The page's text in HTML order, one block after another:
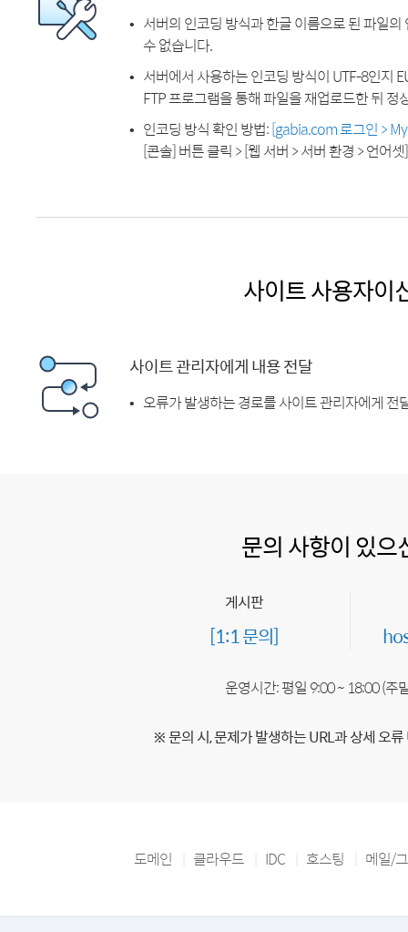
서버의 인코딩 방식과 한글 이름으로 된 파일
수 없습니다.
서버에서 사용하는 인코딩 방식이 UTF-8인지
FTP 프로그램을 통해 파일을 재업로드한 뒤
인코딩 방식 확인 방법:[gabia.com 로그인 >
[콘솔] 버튼 클릭 > [웹 서버 > 서버 환경 > 언어
사이트 사용자이
사이트 관리자에게 내용 전달
오류가 발생하는 경로를 사이트 관리자에게 전
문의 사항이 있으
게시판
[1:1 문의]
운영시간: 평일 9:00 ~ 18:00 (주
※ 문의 시, 문제가 발생하는 URL과 상세 오
도메인 클라우드 IDC 호스팅 메일/